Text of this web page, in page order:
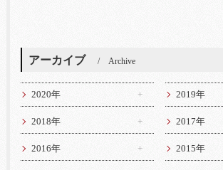
アーカイブ Archive
2020年 2019年
2018年 2017年
2016年 2015年